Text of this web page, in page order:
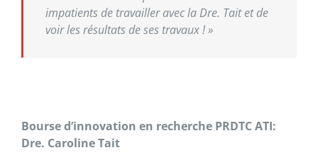
impatients de travailler avec la Dre. Tait et de
voir les résultats de ses travaux ! »
Bourse d’innovation en recherche PRDTC ATI:
Dre. Caroline Tait